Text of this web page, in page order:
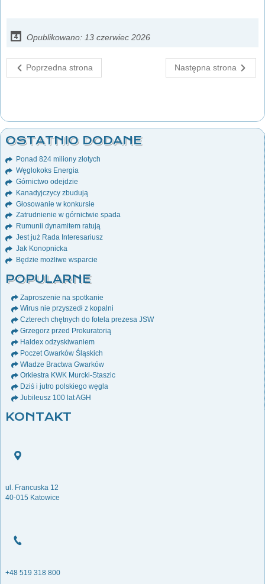
Opublikowano: 13 czerwiec 2026
Poprzedna strona Następna strona
OSTATNIO DODANE
Ponad 824 miliony złotych
Węglokoks Energia
Górnictwo odejdzie
Kanadyjczycy zbudują
Głosowanie w konkursie
Zatrudnienie w górnictwie spada
Rumunii dynamitem ratują
Jest już Rada Interesariusz
Jak Konopnicka
Będzie możliwe wsparcie
POPULARNE
Zaproszenie na spotkanie
Wirus nie przyszedł z kopalni
Czterech chętnych do fotela prezesa JSW
Grzegorz przed Prokuratorią
Haldex odzyskiwaniem
Poczet Gwarków Śląskich
Władze Bractwa Gwarków
Orkiestra KWK Murcki-Staszic
Dziś i jutro polskiego węgla
Jubileusz 100 lat AGH
KONTAKT
ul. Francuska 12
40-015 Katowice
+48 519 318 800